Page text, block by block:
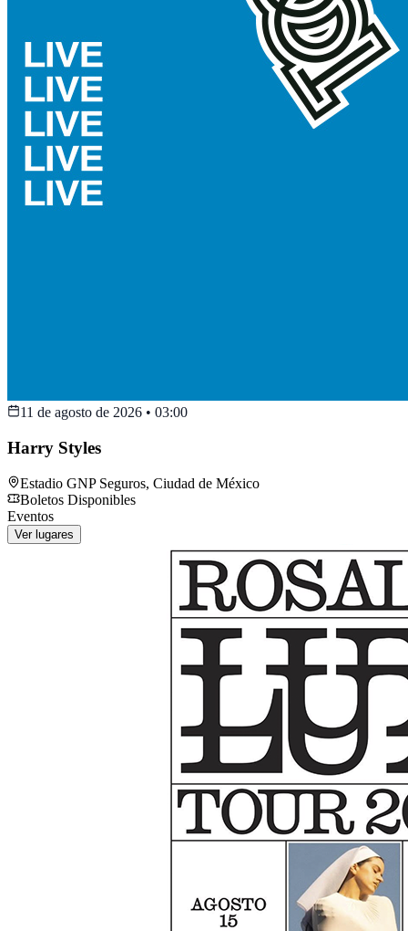
11 de agosto de 2026 • 03:00
Harry Styles
Estadio GNP Seguros, Ciudad de México
Boletos Disponibles
Eventos
Ver lugares